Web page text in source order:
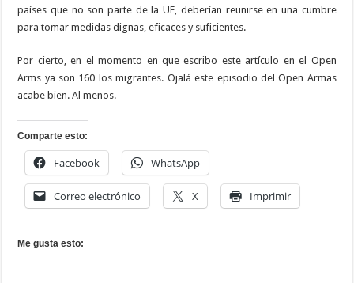
países que no son parte de la UE, deberían reunirse en una cumbre
para tomar medidas dignas, eficaces y suficientes.
Por cierto, en el momento en que escribo este artículo en el Open
Arms ya son 160 los migrantes. Ojalá este episodio del Open Armas
acabe bien. Al menos.
Comparte esto:
Facebook WhatsApp
Correo electrónico X Imprimir
Me gusta esto: